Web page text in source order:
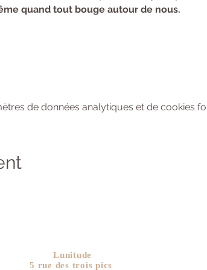
quand tout bouge autour de nous.
de données analytiques et de cookies
Lunitude
5 rue des trois pics